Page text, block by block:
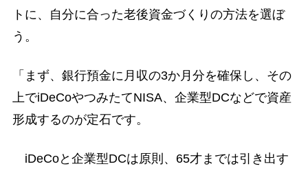
トに、自分に合った老後資金づくりの方法を選ぼ
う。
「まず、銀行預金に月収の3か月分を確保し、その
上でiDeCoやつみたてNISA、企業型DCなどで資産
形成するのが定石です。
iDeCoと企業型DCは原則、65才までは引き出す